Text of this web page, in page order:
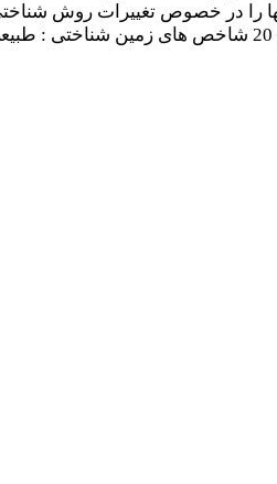
را در خصوص تغییرات روش